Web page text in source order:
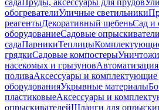
садаПруды, аксессуары для прудов
обогревателиУличные светильники
реагентыДекоративный щебеньСад и
оборудованиеСадовые опрыскиватели
садаПарникиТеплицы
грядкиСадовые компостеры
насекомых и грызунов
поливаАксессуары и комплектующие
оборудованияУкрывные материалы
пластиковыеАксессуары и
опрыскивателейШланги для